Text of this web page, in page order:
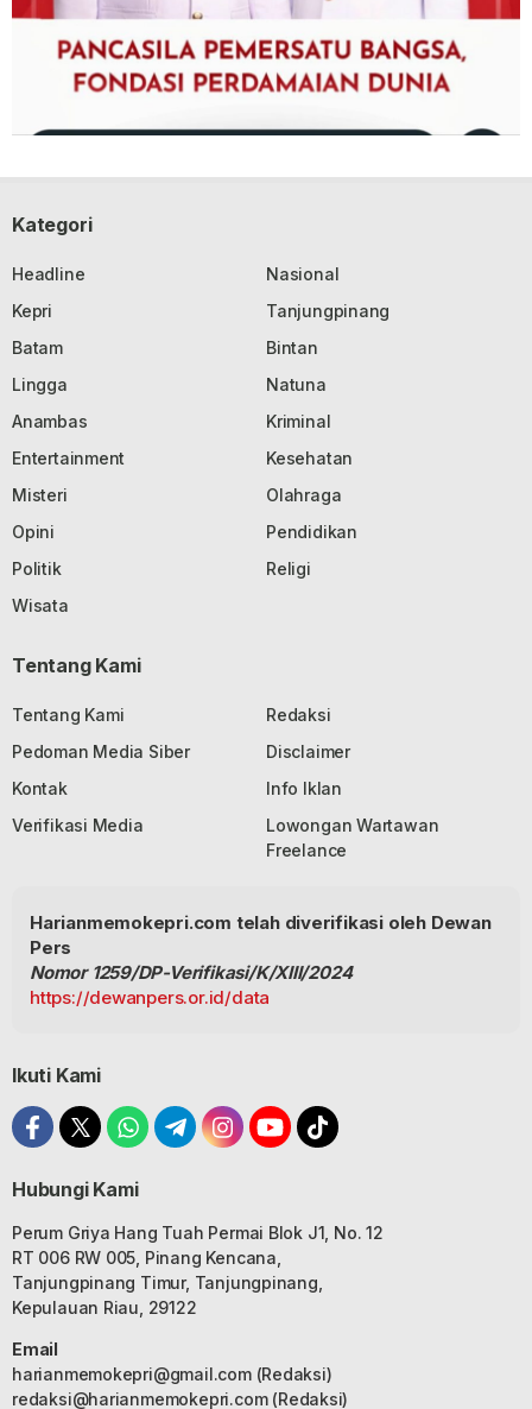
Kategori
Headline
Nasional
Kepri
Tanjungpinang
Batam
Bintan
Lingga
Natuna
Anambas
Kriminal
Entertainment
Kesehatan
Misteri
Olahraga
Opini
Pendidikan
Politik
Religi
Wisata
Tentang Kami
Tentang Kami
Redaksi
Pedoman Media Siber
Disclaimer
Kontak
Info Iklan
Verifikasi Media
Lowongan Wartawan
Freelance
Harianmemokepri.com telah diverifikasi oleh Dewan
Pers
Nomor 1259/DP-Verifikasi/K/XIII/2024
https://dewanpers.or.id/data
Ikuti Kami
Hubungi Kami
Perum Griya Hang Tuah Permai Blok J1, No. 12
RT 006 RW 005, Pinang Kencana,
Tanjungpinang Timur, Tanjungpinang,
Kepulauan Riau, 29122
Email
harianmemokepri@gmail.com(Redaksi)
redaksi@harianmemokepri.com(Redaksi)